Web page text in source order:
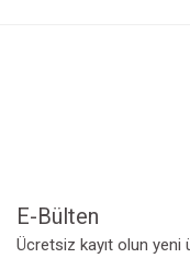
E-Bülten
Ücretsiz kayıt olun